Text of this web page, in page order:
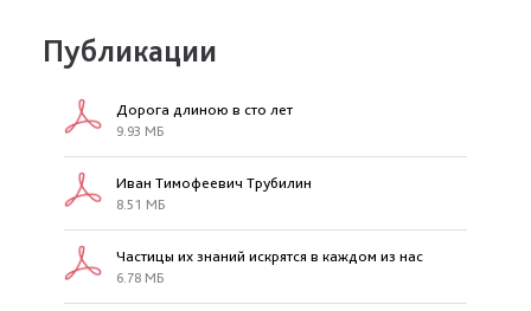
Публикации
Дорога длиною в сто лет
9.93 МБ
Иван Тимофеевич Трубилин
8.51 МБ
Частицы их знаний искрятся в каждом из нас
6.78 МБ